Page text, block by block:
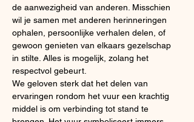
de aanwezigheid van anderen. Misschien
wil je samen met anderen herinneringen
ophalen, persoonlijke verhalen delen, of
gewoon genieten van elkaars gezelschap
in stilte. Alles is mogelijk, zolang het
respectvol gebeurt.
We geloven sterk dat het delen van
ervaringen rondom het vuur een krachtig
middel is om verbinding tot stand te